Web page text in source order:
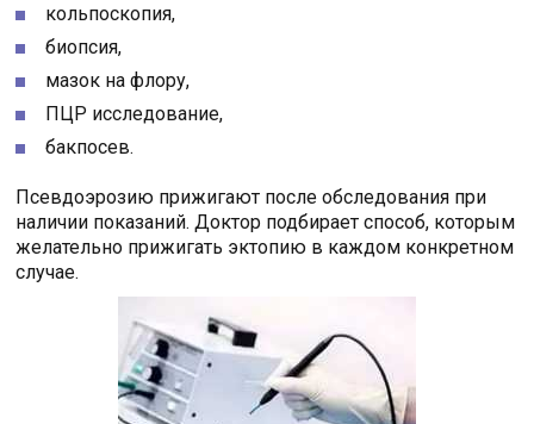
кольпоскопия,
биопсия,
мазок на флору,
ПЦР исследование,
бакпосев.
Псевдоэрозию прижигают после обследования при
наличии показаний. Доктор подбирает способ, которым
желательно прижигать эктопию в каждом конкретном
случае.